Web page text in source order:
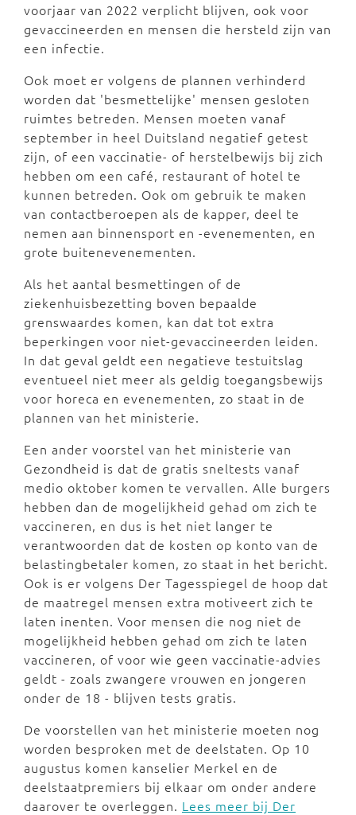
voorjaar van 2022 verplicht blijven, ook voor
gevaccineerden en mensen die hersteld zijn van
een infectie.
Ook moet er volgens de plannen verhinderd
worden dat 'besmettelijke' mensen gesloten
ruimtes betreden. Mensen moeten vanaf
september in heel Duitsland negatief getest
zijn, of een vaccinatie- of herstelbewijs bij zich
hebben om een café, restaurant of hotel te
kunnen betreden. Ook om gebruik te maken
van contactberoepen als de kapper, deel te
nemen aan binnensport en -evenementen, en
grote buitenevenementen.
Als het aantal besmettingen of de
ziekenhuisbezetting boven bepaalde
grenswaardes komen, kan dat tot extra
beperkingen voor niet-gevaccineerden leiden.
In dat geval geldt een negatieve testuitslag
eventueel niet meer als geldig toegangsbewijs
voor horeca en evenementen, zo staat in de
plannen van het ministerie.
Een ander voorstel van het ministerie van
Gezondheid is dat de gratis sneltests vanaf
medio oktober komen te vervallen. Alle burgers
hebben dan de mogelijkheid gehad om zich te
vaccineren, en dus is het niet langer te
verantwoorden dat de kosten op konto van de
belastingbetaler komen, zo staat in het bericht.
Ook is er volgens Der Tagesspiegel de hoop dat
de maatregel mensen extra motiveert zich te
laten inenten. Voor mensen die nog niet de
mogelijkheid hebben gehad om zich te laten
vaccineren, of voor wie geen vaccinatie-advies
geldt - zoals zwangere vrouwen en jongeren
onder de 18 - blijven tests gratis.
De voorstellen van het ministerie moeten nog
worden besproken met de deelstaten. Op 10
augustus komen kanselier Merkel en de
deelstaatpremiers bij elkaar om onder andere
daarover te overleggen. Lees meer bij Der